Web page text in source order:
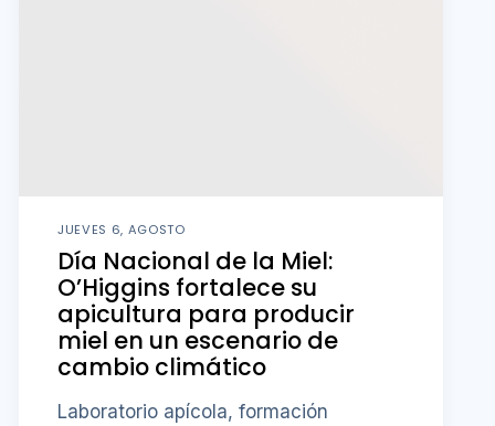
JUEVES 6, AGOSTO
Día Nacional de la Miel:
O’Higgins fortalece su
apicultura para producir
miel en un escenario de
cambio climático
Laboratorio apícola, formación